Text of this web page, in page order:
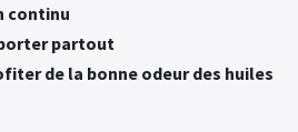
continu
partout
de la bonne odeur des huiles